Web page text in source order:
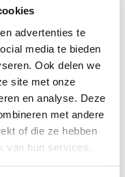
advertenties te
media te bieden
Ook delen we
site met onze
en analyse. Deze
met andere
of die ze hebben
van hun services.
ben je in